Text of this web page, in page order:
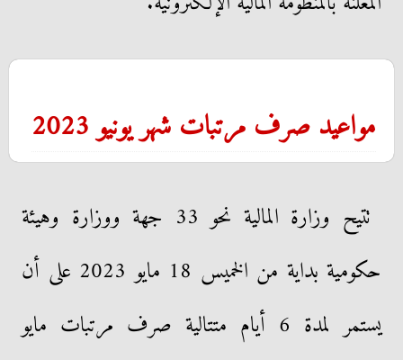
مواعيد صرف مرتبات شهر يونيو 2023
تتيح وزارة المالية نحو 33 جهة ووزارة وهيئة
حكومية بداية من الخميس 18 مايو 2023 على أن
يستمر لمدة 6 أيام متتالية صرف مرتبات مايو